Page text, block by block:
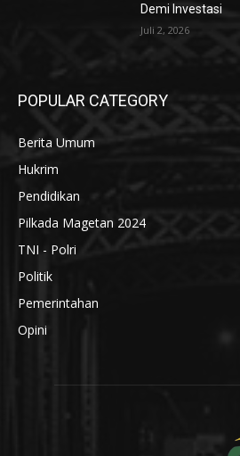
Demi Investasi
Juli 2, 2026
POPULAR CATEGORY
Berita Umum
Hukrim
Pendidikan
Pilkada Magetan 2024
TNI - Polri
Politik
Pemerintahan
Opini